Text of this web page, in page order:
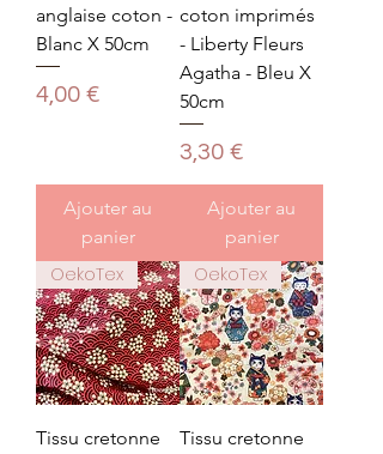
anglaise coton -
Blanc X 50cm
Prix
4,00 €
Ajouter au
panier
coton imprimés
- Liberty Fleurs
Agatha - Bleu X
50cm
Prix
3,30 €
Ajouter au
panier
OekoTex
Tissu cretonne
OekoTex
Tissu cretonne